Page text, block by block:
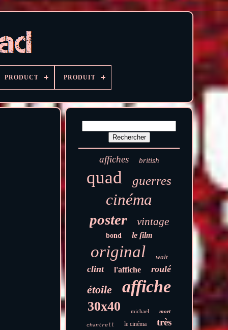
PRODUCT PRODUIT
affiches british
quad guerres
cinéma
poster vintage
bond le film
original walt
clint l'affiche roulé
étoile affiche
30x40 michael mort
chantrell le cinéma très